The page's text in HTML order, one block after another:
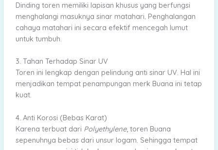
Dinding toren memiliki lapisan khusus yang berfungsi
menghalangi masuknya sinar matahari. Penghalangan
cahaya matahari ini secara efektif mencegah lumut
untuk tumbuh.
3. Tahan Terhadap Sinar UV
Toren ini lengkap dengan pelindung anti sinar UV. Hal ini
menjadikan tempat penampungan merk Buana ini tetap
kuat.
4. Anti Korosi (Bebas Karat)
Karena terbuat dari Polyethylene, toren Buana
sepenuhnya bebas dari unsur logam. Sehingga tempat